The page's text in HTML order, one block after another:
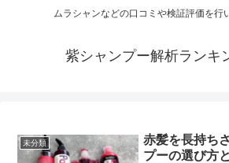
ムラシャンなどの口コミや検証評価を行
紫シャンプー解析ランキ
未分類
赤髪を長持ち
プーの選び方